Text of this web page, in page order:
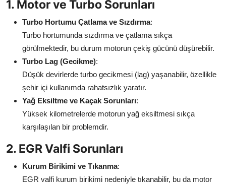
Dizel Sistemler
Multimedya & Elektronik
1. Motor ve Turbo Sorunları
Turbo Hortumu Çatlama ve Sızdırma:
Turbo hortumunda sızdırma ve çatlama sıkça
görülmektedir, bu durum motorun çekiş gücünü düşürebilir.
Turbo Lag (Gecikme):
Düşük devirlerde turbo gecikmesi (lag) yaşanabilir, özellikle
şehir içi kullanımda rahatsızlık yaratır.
Yağ Eksiltme ve Kaçak Sorunları:
Yüksek kilometrelerde motorun yağ eksiltmesi sıkça
karşılaşılan bir problemdir.
2. EGR Valfi Sorunları
Kurum Birikimi ve Tıkanma:
EGR valfi kurum birikimi nedeniyle tıkanabilir, bu da motor